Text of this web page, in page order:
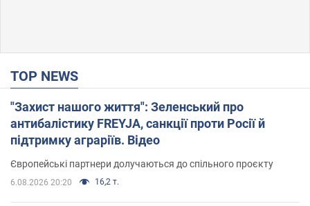
TOP NEWS
"Захист нашого життя": Зеленський про
антибалістику FREYJA, санкції проти Росії й
підтримку аграріїв. Відео
Європейські партнери долучаються до спільного проєкту
6.08.2026 20:20 16,2 т.